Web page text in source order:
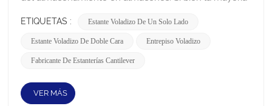
ETIQUETAS : Estante Voladizo De Un Solo Lado
Estante Voladizo De Doble Cara Entrepiso Voladizo
Fabricante De Estanterías Cantilever
VER MÁS